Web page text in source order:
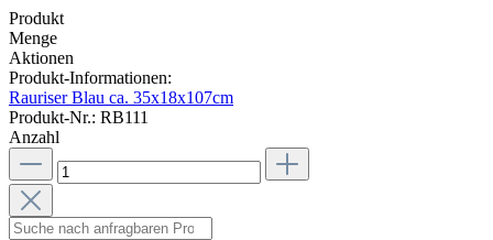
Produkt
Menge
Aktionen
Produkt-Informationen:
Rauriser Blau ca. 35x18x107cm
Produkt-Nr.: RB111
Anzahl